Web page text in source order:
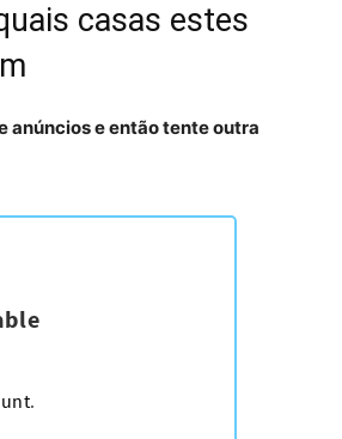
casas estes
anúncios e então tente outra